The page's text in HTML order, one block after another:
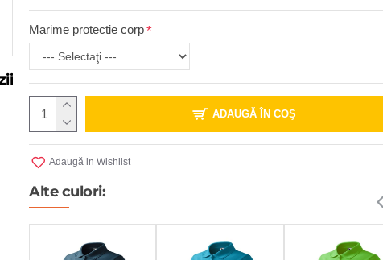
Marime protectie corp
ADAUGĂ ÎN COŞ
Adaugă in Wishlist
Alte culori: